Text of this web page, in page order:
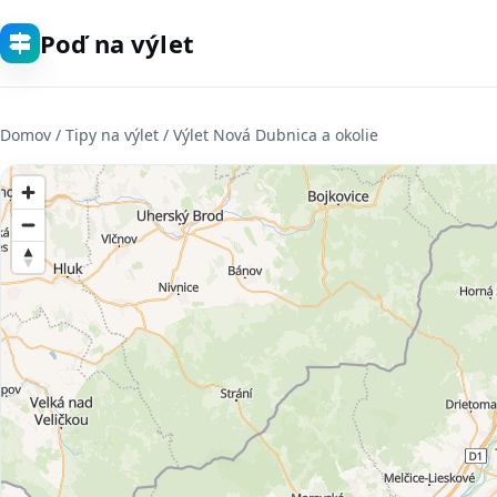
Poď na výlet
Domov / Tipy na výlet / Výlet Nová Dubnica a okolie